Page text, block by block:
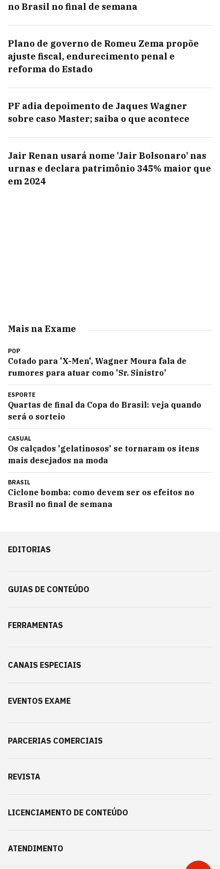
no Brasil no final de semana
Plano de governo de Romeu Zema propõe
ajuste fiscal, endurecimento penal e
reforma do Estado
PF adia depoimento de Jaques Wagner
sobre caso Master; saiba o que acontece
Jair Renan usará nome 'Jair Bolsonaro' nas
urnas e declara patrimônio 345% maior que
em 2024
Mais na Exame
POP
Cotado para 'X-Men', Wagner Moura fala de
rumores para atuar como 'Sr. Sinistro'
ESPORTE
Quartas de final da Copa do Brasil: veja quando
será o sorteio
CASUAL
Os calçados 'gelatinosos' se tornaram os itens
mais desejados na moda
BRASIL
Ciclone bomba: como devem ser os efeitos no
Brasil no final de semana
EDITORIAS
GUIAS DE CONTEÚDO
FERRAMENTAS
CANAIS ESPECIAIS
EVENTOS EXAME
PARCERIAS COMERCIAIS
REVISTA
LICENCIAMENTO DE CONTEÚDO
ATENDIMENTO